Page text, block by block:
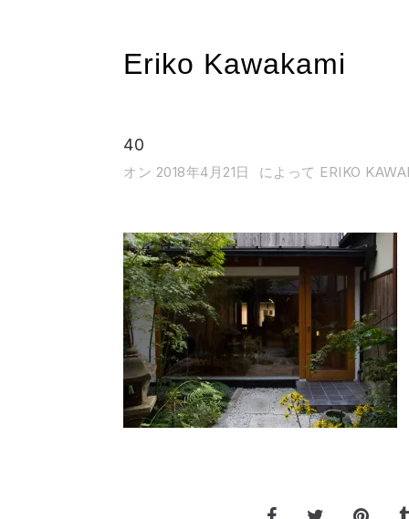
Eriko Kawakami
40
オン 2018年4月21日 によって ERIKO